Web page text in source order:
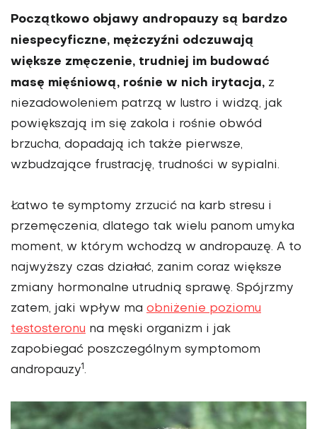
Początkowo objawy andropauzy są bar­dzo
niespecyficzne, mężczyźni odczu­wają
większe zmęczenie, trudniej im bu­dować
masę mięśniową, rośnie w nich irytacja, z
niezadowoleniem patrzą w lu­stro i widzą, jak
powiększają im się zako­la i rośnie obwód
brzucha, dopadają ich także pierwsze,
wzbudzające frustrację, trudności w sypialni.
Łatwo te symptomy zrzucić na karb stresu i
przemęczenia, dlatego tak wielu panom umyka
moment, w którym wchodzą w andropauzę. A to
najwyższy czas działać, zanim coraz większe
zmiany hormonalne utrudnią sprawę. Spójrzmy
zatem, jaki wpływ ma obniżenie poziomu
testosteronu na męski organizm i jak
zapobiegać po­szczególnym symptomom
andropauzy1.